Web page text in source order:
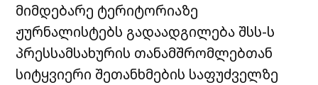
მიმდებარე ტერიტორიაზე
ჟურნალისტებს გადაადგილება შსს-ს
პრესსამსახურის თანამშრომლებთან
სიტყვიერი შეთანხმების საფუძველზე